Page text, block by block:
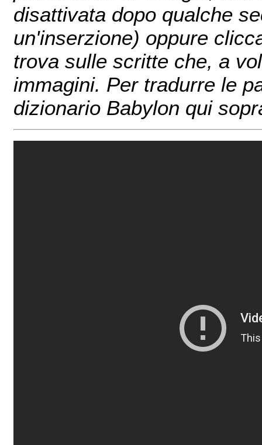
disattivata dopo qualche
un'inserzione) oppure
trova sulle scritte che, a
immagini. Per tradurre le
dizionario Babylon qui